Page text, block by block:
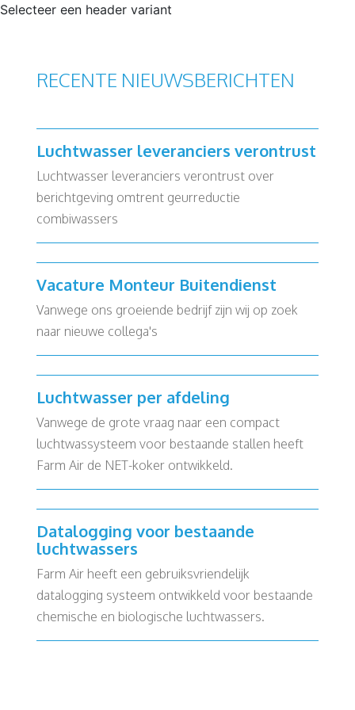
Selecteer een header variant
RECENTE NIEUWSBERICHTEN
Luchtwasser leveranciers verontrust
Luchtwasser leveranciers verontrust over
berichtgeving omtrent geurreductie
combiwassers
Vacature Monteur Buitendienst
Vanwege ons groeiende bedrijf zijn wij op zoek
naar nieuwe collega's
Luchtwasser per afdeling
Vanwege de grote vraag naar een compact
luchtwassysteem voor bestaande stallen heeft
Farm Air de NET-koker ontwikkeld.
Datalogging voor bestaande
luchtwassers
Farm Air heeft een gebruiksvriendelijk
datalogging systeem ontwikkeld voor bestaande
chemische en biologische luchtwassers.